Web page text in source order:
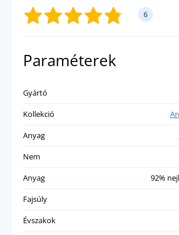
6
Jaroslav
Rossz méretű nadrágot rendeltem,
visszaküldtem, a pénzt azonnal
számlámra. Most megkaptam a
méretet, a nadrág ma
rendkívül elégedett vagyok.
nagyon megbízható bolt. Ajánlani
přidáno 05.04.2024
Paraméterek
Gyártó
Kollekció
Anyag
Nem
Anyag
92%
Fajsúly
Évszakok